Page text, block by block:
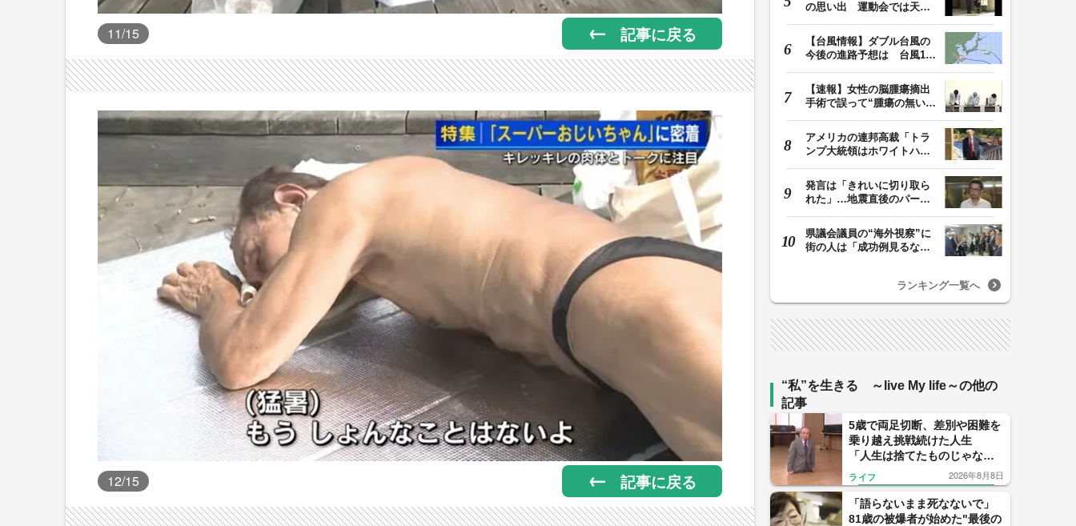
11/15 記事に戻る
12/15 記事に戻る
の思い出 運動会では天皇
【台風情報】ダブル台風の
今後の進路予想は 台風15
【速報】女性の脳腫瘍摘出
手術で誤って“腫瘍の無い部
アメリカの連邦高裁「トラ
ンプ大統領はホワイトハウ
発言は「きれいに切り取ら
れた」…地震直後のパーテ
県議会議員の“海外視察”に
街の人は「成功例見るなら
ランキング一覧へ
“私”を生きる ～live My life～の他の
記事
5歳で両足切断、差別や困難を
乗り越え挑戦続けた人生
「人生は捨てたものじゃな
い」講演200回を迎えた男性が
若者へ贈るメッセージ 岩手
ライフ 2026年8月8日
「語らないまま死なないで」
81歳の被爆者が始めた"最後の